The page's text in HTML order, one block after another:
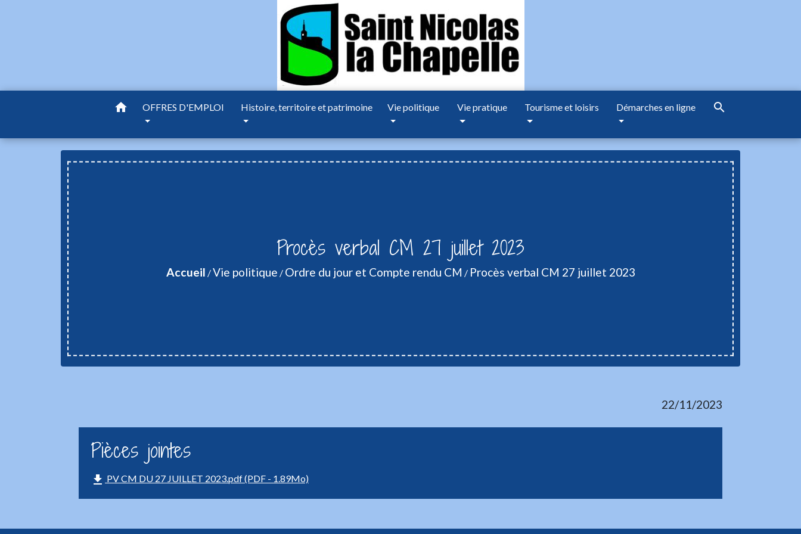
home OFFRES D'EMPLOI Histoire, territoire et patrimoine Vie politique Vie pratique Tourisme et loisirs Démarches en ligne search
Procès verbal CM 27 juillet 2023
Accueil /Vie politique / Ordre du jour et Compte rendu CM / Procès verbal CM 27 juillet 2023
22/11/2023
Pièces jointes
file_download PV CM DU 27 JUILLET 2023.pdf (PDF - 1.89Mo)